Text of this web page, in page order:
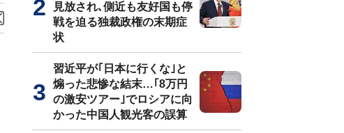
見放され､側近も友好国も停
戦を迫る独裁政権の末期症
状
習近平が｢日本に行くな｣と
煽った悲惨な結末…｢8万円
の激安ツアー｣でロシアに向
かった中国人観光客の誤算